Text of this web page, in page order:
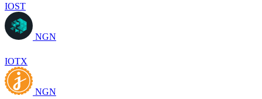
IOST
NGN
IOTX
NGN